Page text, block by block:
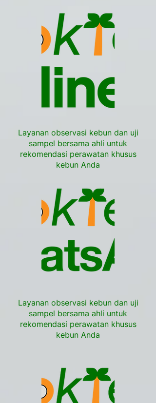
Layanan observasi kebun dan uji
sampel bersama ahli untuk
rekomendasi perawatan khusus
kebun Anda
Layanan observasi kebun dan uji
sampel bersama ahli untuk
rekomendasi perawatan khusus
kebun Anda